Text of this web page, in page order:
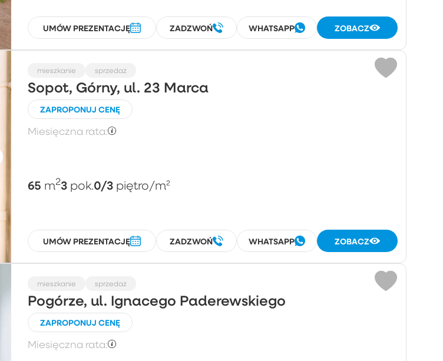
UMÓW PREZENTACJĘ ZADZWOŃ WHATSAPP ZOBACZ
mieszkanie sprzedaż
Sopot, Górny, ul. 23 Marca
ZAPROPONUJ CENĘ
Miesięczna rata:
65 m23 pok.0/3 piętro/m²
UMÓW PREZENTACJĘ ZADZWOŃ WHATSAPP ZOBACZ
mieszkanie sprzedaż
Pogórze, ul. Ignacego Paderewskiego
ZAPROPONUJ CENĘ
Miesięczna rata: